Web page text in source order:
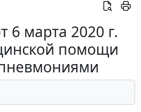
6 марта 2020 г.
помощи